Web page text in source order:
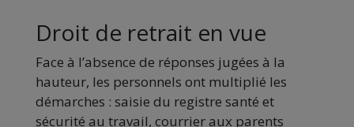
Droit de retrait en vue
Face à l’absence de réponses jugées à la
hauteur, les personnels ont multiplié les
démarches : saisie du registre santé et
sécurité au travail, courrier aux parents